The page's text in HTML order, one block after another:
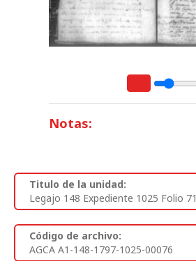
Notas:
Titulo de la unidad:
Legajo 148 Expediente 1025 Folio 71
Código de archivo:
AGCA A1-148-1797-1025-00076